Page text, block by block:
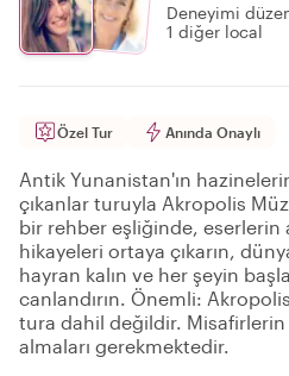
Deneyimi
1 diğer local
Özel Tur Anında Onaylı
Antik Yunanistan'ın
çıkanlar turuyla Akropolis
bir rehber eşliğinde, eserlerin
hikayeleri ortaya çıkarın,
hayran kalın ve her şeyin
canlandırın. Önemli:
tura dahil değildir. Misafirlerin
almaları gerekmektedir.